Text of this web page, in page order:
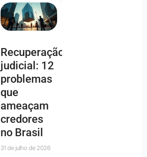
Recuperação
judicial: 12
problemas
que
ameaçam
credores
no Brasil
31 de julho de 2026